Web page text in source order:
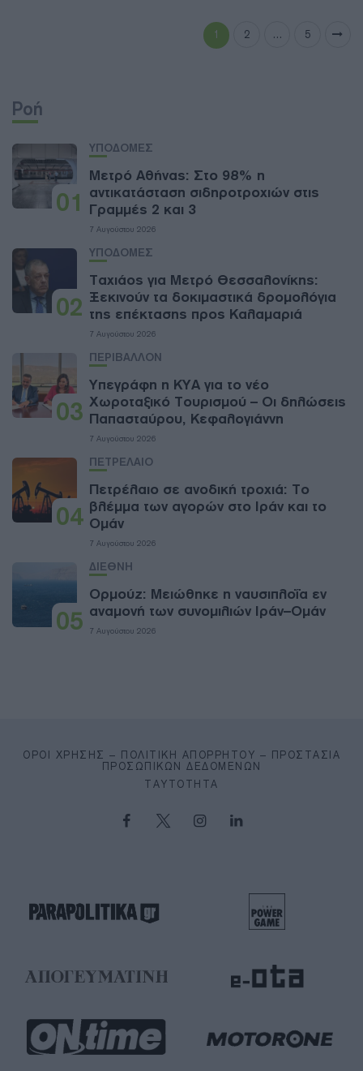
1 2 … 5
Ροή
01
ΥΠΟΔΟΜΕΣ
Μετρό Αθήνας: Στο 98% η
αντικατάσταση σιδηροτροχιών στις
Γραμμές 2 και 3
7 Αυγούστου 2026
02
ΥΠΟΔΟΜΕΣ
Ταχιάος για Μετρό Θεσσαλονίκης:
Ξεκινούν τα δοκιμαστικά δρομολόγια
της επέκτασης προς Καλαμαριά
7 Αυγούστου 2026
03
ΠΕΡΙΒΑΛΛΟΝ
Υπεγράφη η ΚΥΑ για το νέο
Χωροταξικό Τουρισμού – Οι δηλώσεις
Παπασταύρου, Κεφαλογιάννη
7 Αυγούστου 2026
04
ΠΕΤΡΕΛΑΙΟ
Πετρέλαιο σε ανοδική τροχιά: Το
βλέμμα των αγορών στο Ιράν και το
Ομάν
7 Αυγούστου 2026
05
ΔΙΕΘΝΗ
Ορμούζ: Μειώθηκε η ναυσιπλοΐα εν
αναμονή των συνομιλιών Ιράν–Ομάν
7 Αυγούστου 2026
ΌΡΟΙ ΧΡΉΣΗΣ – ΠΟΛΙΤΙΚΉ ΑΠΟΡΡΉΤΟΥ – ΠΡΟΣΤΑΣΊΑ
ΠΡΟΣΩΠΙΚΏΝ ΔΕΔΟΜΈΝΩΝ
ΤΑΥΤΌΤΗΤΑ